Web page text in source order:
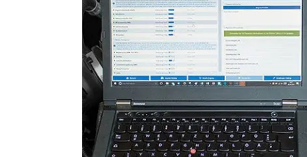
Leuchtweitenregulierung
Motorsteuerung (EMS)
Motorsteuerung 2 (EMS)
Radio
Reifendruckkontrolle (RDK)
Schiebedach
Schlüssellose
Servolenkung